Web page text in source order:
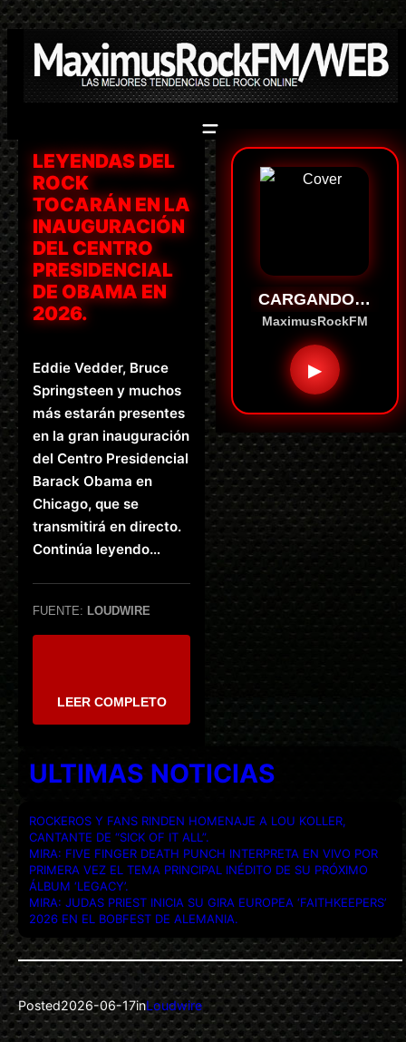
Saltar
al
contenido
LEYENDAS DEL
ROCK
TOCARÁN EN LA
INAUGURACIÓN
DEL CENTRO
PRESIDENCIAL
DE OBAMA EN
2026.
Eddie Vedder, Bruce
Springsteen y muchos
más estarán presentes
en la gran inauguración
del Centro Presidencial
Barack Obama en
Chicago, que se
transmitirá en directo.
Continúa leyendo…
FUENTE: LOUDWIRE
LEER COMPLETO
CARGANDO…
MaximusRockFM
▶
ULTIMAS NOTICIAS
ROCKEROS Y FANS RINDEN HOMENAJE A LOU KOLLER,
CANTANTE DE “SICK OF IT ALL”.
MIRA: FIVE FINGER DEATH PUNCH INTERPRETA EN VIVO POR
PRIMERA VEZ EL TEMA PRINCIPAL INÉDITO DE SU PRÓXIMO
ÁLBUM ‘LEGACY’.
MIRA: JUDAS PRIEST INICIA SU GIRA EUROPEA ‘FAITHKEEPERS’
2026 EN EL BOBFEST DE ALEMANIA.
Posted2026-06-17inLoudwire